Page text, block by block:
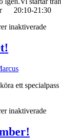
21:30
inaktiveradeför
ett
inaktiveradeför